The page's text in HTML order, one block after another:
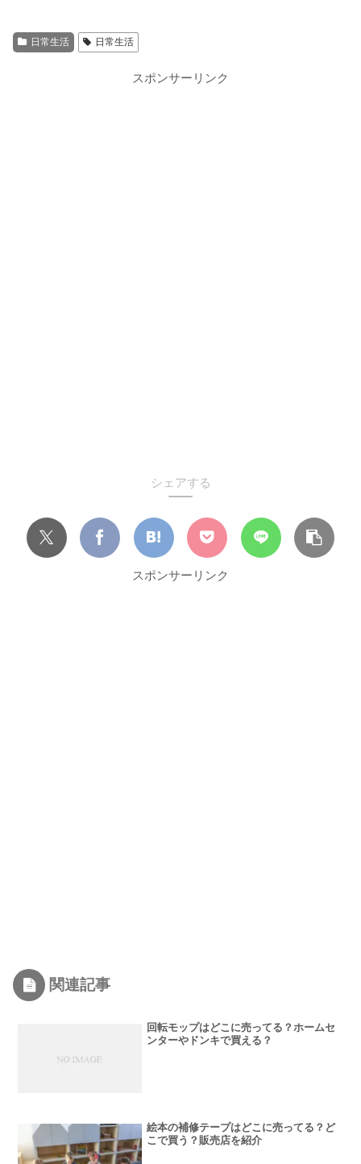
日常生活 日常生活
スポンサーリンク
シェアする
スポンサーリンク
関連記事
回転モップはどこに売ってる？ホームセ
ンターやドンキで買える？
絵本の補修テープはどこに売ってる？ど
こで買う？販売店を紹介